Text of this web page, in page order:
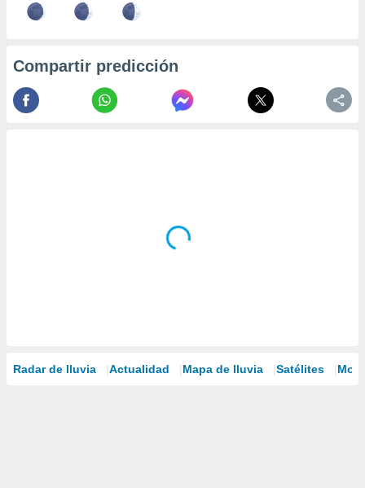
Compartir predicción
Radar de lluvia Actualidad Mapa de lluvia Satélites